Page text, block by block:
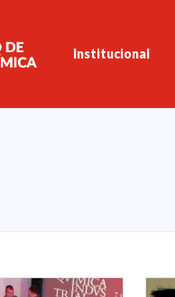
Institucional